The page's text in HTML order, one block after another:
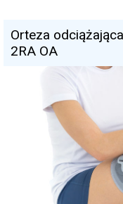
Orteza
2RA OA